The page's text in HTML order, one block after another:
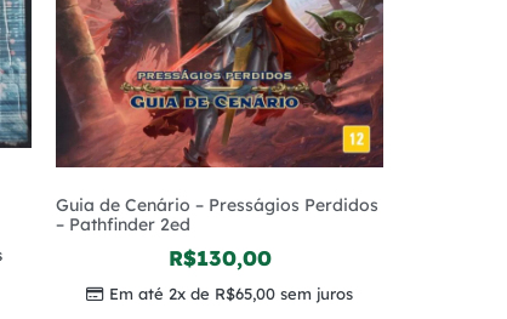
Guia de Cenário – Presságios Perdidos
– Pathfinder 2ed
R$130,00
Em até 2x de R$65,00 sem juros